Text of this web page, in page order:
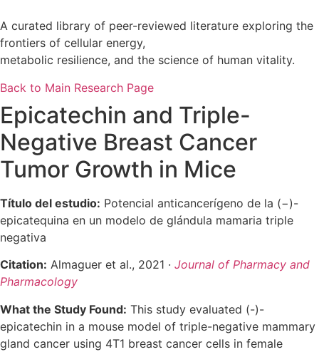
A curated library of peer-reviewed literature exploring the
frontiers of cellular energy,
metabolic resilience, and the science of human vitality.
Back to Main Research Page
Epicatechin and Triple-
Negative Breast Cancer
Tumor Growth in Mice
Título del estudio: Potencial anticancerígeno de la (−)-
epicatequina en un modelo de glándula mamaria triple
negativa
Citation: Almaguer et al., 2021 · Journal of Pharmacy and
Pharmacology
What the Study Found: This study evaluated (-)-
epicatechin in a mouse model of triple-negative mammary
gland cancer using 4T1 breast cancer cells in female